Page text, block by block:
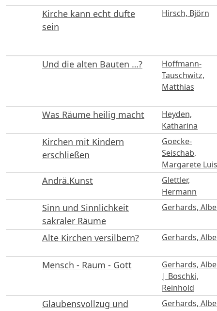
Kirche kann echt dufte
sein
Hirsch, Björn
Und die alten Bauten …?
Hoffmann-
Tauschwitz,
Matthias
Was Räume heilig macht
Heyden,
Katharina
Kirchen mit Kindern
erschließen
Goecke-
Seischab,
Margarete
Andrä.Kunst
Glettler,
Hermann
Sinn und Sinnlichkeit
sakraler Räume
Gerhards,
Alte Kirchen versilbern? Gerhards,
Mensch - Raum - Gott
Gerhards,
| Boschki,
Reinhold
Glaubensvollzug und
Gerhards,